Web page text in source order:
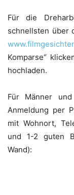
Für die
schnellsten über
Komparse“
hochladen.
Für Männer
Anmeldung per
mit Wohnort,
und 1-2 guten
Wand):